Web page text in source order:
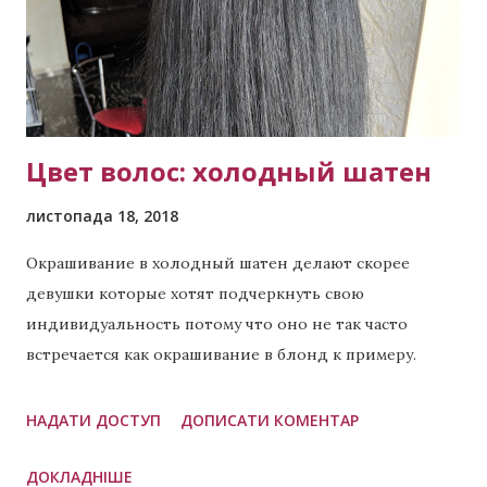
Ви зможете отримати більш точну ціну фарбування.
Яка вартість фарбування омбре? Омбре – це складний
вид фарбування, як правило, вартість від 1000
гривень. Для біл...
Цвет волос: холодный шатен
листопада 18, 2018
Окрашивание в холодный шатен делают скорее
девушки которые хотят подчеркнуть свою
индивидуальность потому что оно не так часто
встречается как окрашивание в блонд к примеру.
длинными локонами так и те у кого короткие. Имея
сливаться с большинством. Хотя если мы говорим о
НАДАТИ ДОСТУП ДОПИСАТИ КОМЕНТАР
ДОКЛАДНІШЕ